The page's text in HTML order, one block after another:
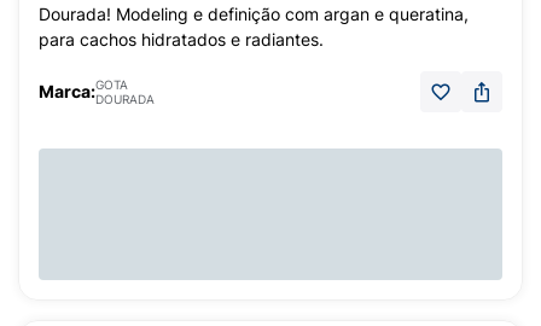
Dourada! Modeling e definição com argan e queratina,
para cachos hidratados e radiantes.
Marca:GOTA
DOURADA